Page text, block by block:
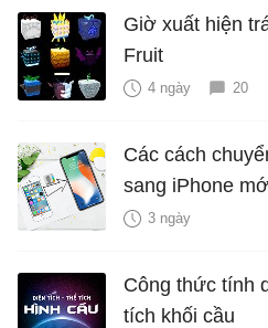
Giờ xuất hiện
Fruit
4 ngày 20
Các cách
sang iPhone
3 ngày
Công thức tính
tích khối cầu